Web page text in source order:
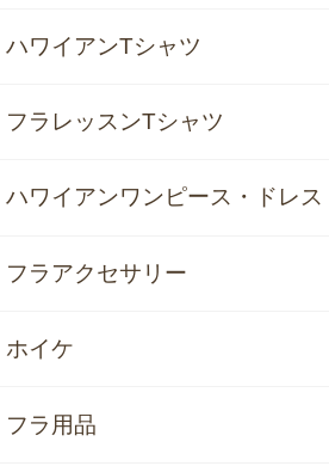
ハワイアンTシャツ
フラレッスンTシャツ
ハワイアンワンピース・ドレス
フラアクセサリー
ホイケ
フラ用品